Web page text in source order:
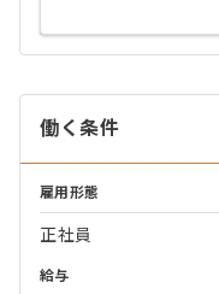
働く条件
雇用形態
正社員
給与